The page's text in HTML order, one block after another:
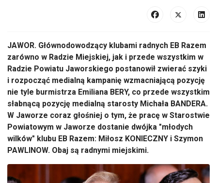
JAWOR. Głównodowodzący klubami radnych EB Razem
zarówno w Radzie Miejskiej, jak i przede wszystkim w
Radzie Powiatu Jaworskiego postanowił zwierać szyki
i rozpocząć medialną kampanię wzmacniającą pozycję
nie tyle burmistrza Emiliana BERY, co przede wszystkim
słabnącą pozycję medialną starosty Michała BANDERA.
W Jaworze coraz głośniej o tym, że pracę w Starostwie
Powiatowym w Jaworze dostanie dwójka "młodych
wilków" klubu EB Razem: Miłosz KONIECZNY i Szymon
PAWLINOW. Obaj są radnymi miejskimi.